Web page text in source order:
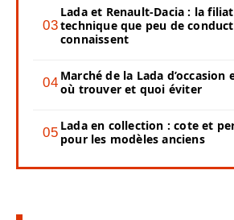
Lada et Renault-Dacia : la
technique que peu de
connaissent
Marché de la Lada d’occasion
où trouver et quoi éviter
Lada en collection : cote et
pour les modèles anciens